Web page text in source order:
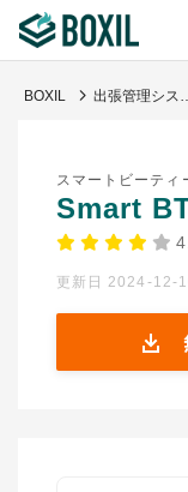
診断から探す(β版)
BOXILの使い方
BOXIL 出張管理システムおすすめ比較！経
スマートビーティ
Smart
更新日 2024-12-